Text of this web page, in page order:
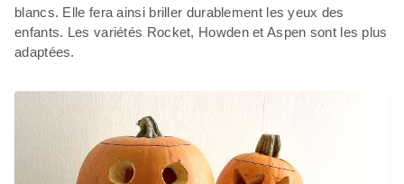
blancs. Elle fera ainsi briller durablement les yeux des
enfants. Les variétés Rocket, Howden et Aspen sont les plus
adaptées.